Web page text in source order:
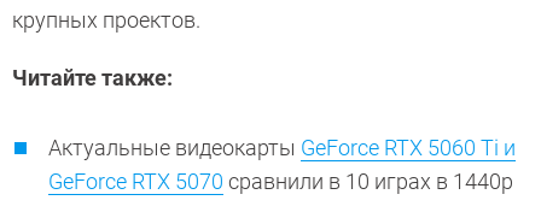
крупных проектов.
Читайте также:
Актуальные видеокарты GeForce RTX 5060 Ti и
GeForce RTX 5070 сравнили в 10 играх в 1440p